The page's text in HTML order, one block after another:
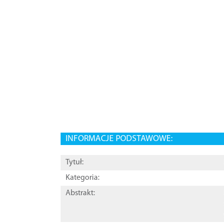
INFORMACJE PODSTAWOWE:
Tytuł:
Kategoria:
Abstrakt: